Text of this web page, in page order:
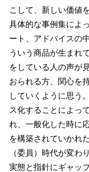
こして、新しい価値
具体的な事例集によ
ート、アドバイスの
ういう商品が生まれ
をしている人の声が
おられる方、関心を
していくように思う
ス化することによっ
れ、一般化した時に
を構築されていかれ
（委員）時代が変わ
実態と指針にギャッ